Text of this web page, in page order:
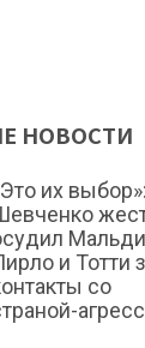
НОВОСТИ
их выбор»:
и Тотти
со